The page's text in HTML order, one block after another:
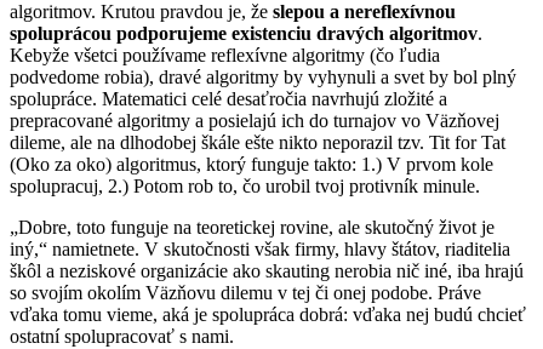
algoritmov. Krutou pravdou je, že slepou a nereflexívnou
spoluprácou podporujeme existenciu dravých algoritmov.
Kebyže všetci používame reflexívne algoritmy (čo ľudia
podvedome robia), dravé algoritmy by vyhynuli a svet by bol plný
spolupráce. Matematici celé desaťročia navrhujú zložité a
prepracované algoritmy a posielajú ich do turnajov vo Väzňovej
dileme, ale na dlhodobej škále ešte nikto neporazil tzv. Tit for Tat
(Oko za oko) algoritmus, ktorý funguje takto: 1.) V prvom kole
spolupracuj, 2.) Potom rob to, čo urobil tvoj protivník minule.
„Dobre, toto funguje na teoretickej rovine, ale skutočný život je
iný,“ namietnete. V skutočnosti však firmy, hlavy štátov, riaditelia
škôl a neziskové organizácie ako skauting nerobia nič iné, iba hrajú
so svojím okolím Väzňovu dilemu v tej či onej podobe. Práve
vďaka tomu vieme, aká je spolupráca dobrá: vďaka nej budú chcieť
ostatní spolupracovať s nami.